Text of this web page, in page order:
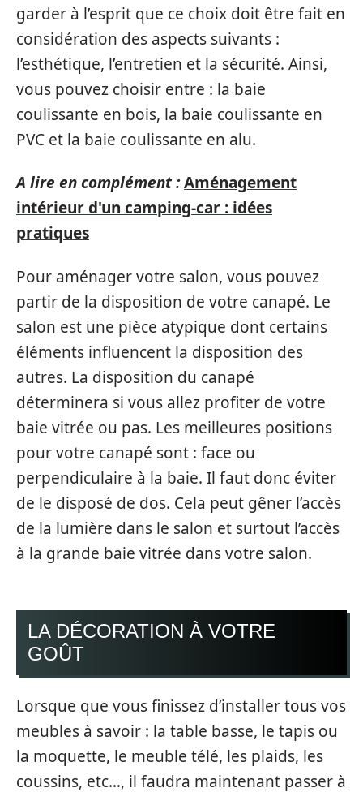
garder à l’esprit que ce choix doit être fait en
considération des aspects suivants :
l’esthétique, l’entretien et la sécurité. Ainsi,
vous pouvez choisir entre : la baie
coulissante en bois, la baie coulissante en
PVC et la baie coulissante en alu.
A lire en complément :Aménagement
intérieur d'un camping-car : idées
pratiques
Pour aménager votre salon, vous pouvez
partir de la disposition de votre canapé. Le
salon est une pièce atypique dont certains
éléments influencent la disposition des
autres. La disposition du canapé
déterminera si vous allez profiter de votre
baie vitrée ou pas. Les meilleures positions
pour votre canapé sont : face ou
perpendiculaire à la baie. Il faut donc éviter
de le disposé de dos. Cela peut gêner l’accès
de la lumière dans le salon et surtout l’accès
à la grande baie vitrée dans votre salon.
LA DÉCORATION À VOTRE
GOÛT
Lorsque que vous finissez d’installer tous vos
meubles à savoir : la table basse, le tapis ou
la moquette, le meuble télé, les plaids, les
coussins, etc…, il faudra maintenant passer à